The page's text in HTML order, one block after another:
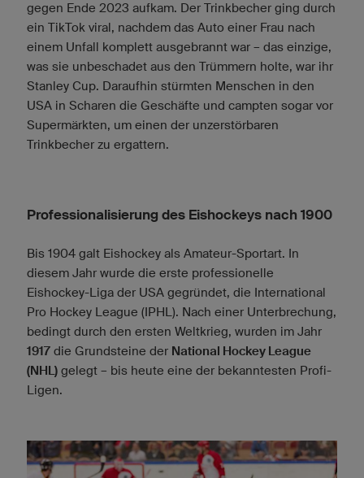
gegen Ende 2023 aufkam. Der Trinkbecher ging durch
ein TikTok viral, nachdem das Auto einer Frau nach
einem Unfall komplett ausgebrannt war – das einzige,
was sie unbeschadet aus den Trümmern holte, war ihr
Stanley Cup. Daraufhin stürmten Menschen in den
USA in Scharen die Geschäfte und campten sogar vor
Supermärkten, um einen der unzerstörbaren
Trinkbecher zu ergattern.
Professionalisierung des Eishockeys nach 1900
Bis 1904 galt Eishockey als Amateur-Sportart. In
diesem Jahr wurde die erste professionelle
Eishockey-Liga der USA gegründet, die International
Pro Hockey League (IPHL). Nach einer Unterbrechung,
bedingt durch den ersten Weltkrieg, wurden im Jahr
1917 die Grundsteine der National Hockey League
(NHL) gelegt – bis heute eine der bekanntesten Profi-
Ligen.